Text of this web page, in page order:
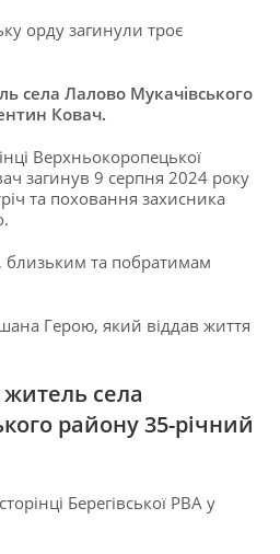
села Лалово Мукачівського
Ковач.
Верхньокоропецької
загинув 9 серпня 2024 року
та поховання захисника
близьким та побратимам
Герою, який віддав життя
житель села
району 35-річний
Берегівської РВА у